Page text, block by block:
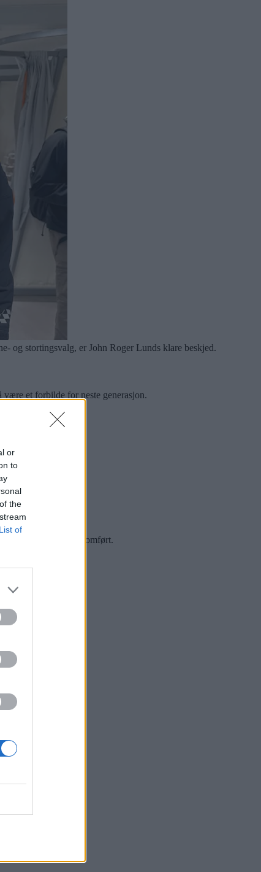
or
to
the
of
og stortingsvalg, er John Roger Lunds klare beskjed.
et forbilde for neste generasjon.
gjøremål er gjennomført.